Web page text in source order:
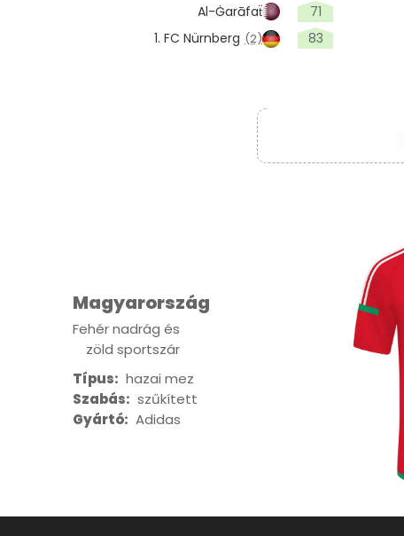
Al-Ġarāfaẗ
1. FC Nürnberg (2)
71
83
Magyarország
Fehér nadrág és
zöld sportszár
Típus: hazai mez
Szabás: szűkített
Gyártó: Adidas